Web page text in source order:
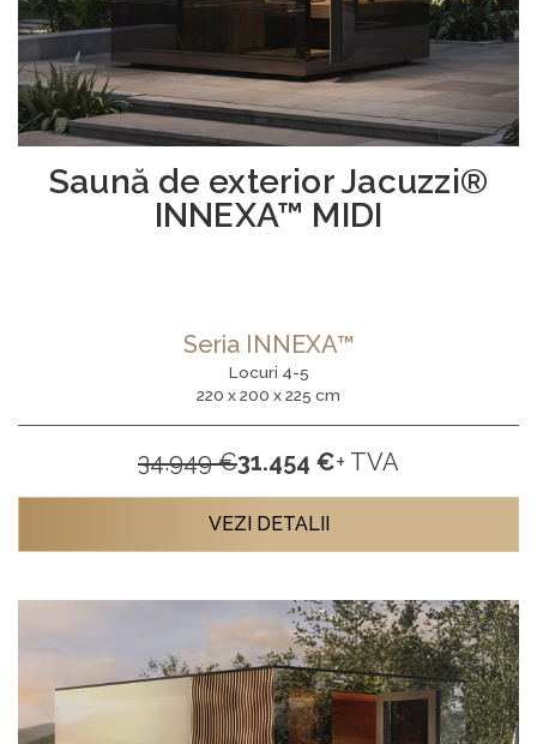
Saună de exterior Jacuzzi®
INNEXA™ MIDI
Seria INNEXA™
Locuri 4-5
220 x 200 x 225 cm
34.949 €31.454 €+ TVA
VEZI DETALII